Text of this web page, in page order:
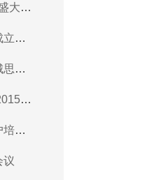
大举
十
思科
年
训
议